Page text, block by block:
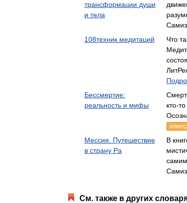
трансформации души
и тела
108техник медитаций
Что
Бессмертие:
реальность и мифы
кто-
Мессия. Путешествие
в страну Ра
В
См. также в других